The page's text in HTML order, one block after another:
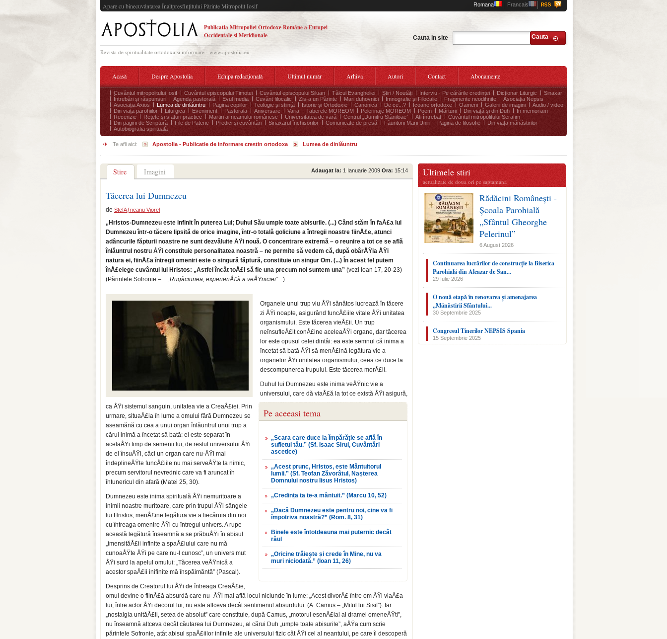
Apare cu binecuvântarea Înaltpresfinţitului Părinte Mitropolit Iosif Romana Francais
Publicatia Mitropoliei Ortodoxe Române a Europei
Occidentale si Meridionale
Revista de spiritualitate ortodoxa si informare - www.apostolia.eu
Cauta in site Cauta
Acasă Despre Apostolia Echipa redacțională Ultimul număr Arhiva Autori Contact Abonamente
Cuvântul mitropolitului Iosif Cuvântul episcopului Timotei Cuvântul episcopului Siluan Tâlcul Evangheliei Știri / Noutăți Interviu - Pe cărările credinței Dicționar Liturgic
Sinaxar
Întrebări și răspunsuri
Agenda pastorală Evul media Cuvânt filocalic Zis-a un Părinte Mari duhovnici Imnografie și Filocalie Fragmente neodihnite
Asociația Nepsis
Asociația Axios
Lumea de dinlăuntru Pagina copiilor Teologie și stiință Istorie și Ortodoxie Canonica De ce...? Icoane ortodoxe Oameni Galerii de imagini
Audio / video
Din viața parohiilor
Liturgica Eveniment Pastorala Aniversare Varia Taberele MOREOM Pelerinaje MOREOM Poem Mărturii Din viață și din Duh
In memoriam
Recenzie
Rețete și sfaturi practice Martiri ai neamului românesc Universitatea de vară Centrul „Dumitru Stăniloae” Ati întrebat
Cuvântul mitropolitului Serafim
Din pagini de Scriptură
File de Pateric Predici și cuvântări Sinaxarul închisorilor Comunicate de presă Făuritorii Marii Uniri Pagina de filosofie
Din viața mănăstirilor
Autobiografia spirituală
Te afli aici: Apostolia - Publicatie de informare crestin ortodoxa Lumea de dinlăuntru
Stire Imagini Adaugat la: 1 Ianuarie 2009 Ora: 15:14
Tăcerea lui Dumnezeu
de StefÄƒneanu Viorel
„Hristos-Dumnezeu este infinit în puterea Lui; Duhul Său umple toate abisurile. (...) Când stăm în faÅ£a lui
Dumnezeu într-o tăcere lipsită de orice imagine, într-o totală goliciune a întregii noastre fiinÅ£e, atunci
adâncurile făpturii noastre ne sunt dezvăluite ÅŸi nouă. O concentrare extremă – o reunire a tot ce se află
înlăuntrul nostru ÅŸi constituie personalitatea noastră – ne permite să vedem că, după obârÅŸia ÅŸi
natura ei, fiinÅ£a întregii omeniri este o singură făptură, constituie un singur Om. (...) În acest fel putem
înÅ£elege cuvântul lui Hristos: „Astfel încât toÅ£i să fie una precum noi suntem una” (vezi Ioan 17, 20-23)
(Părintele Sofronie –
„Rugăciunea, experienÅ£ă a veÅŸniciei” ).
Pe aceeasi tema
„Scara care duce la Împărăție se află în
sufletul tău.” (Sf. Isaac Sirul, Cuvântări
ascetice)
„Acest prunc, Hristos, este Mântuitorul
lumii.” (Sf. Teofan Zăvorâtul, Nașterea
Domnului nostru Iisus Hristos)
„Credința ta te-a mântuit.” (Marcu 10, 52)
„Dacă Dumnezeu este pentru noi, cine va fi
împotriva noastră?” (Rom. 8, 31)
Binele este întotdeauna mai puternic decât
răul
„Oricine trăiește și crede în Mine, nu va
muri niciodată.” (Ioan 11, 26)
Organele unui trup viu ÅŸi sănătos lucrează în tăcere
zi ÅŸi noapte, asigurând funcÅ£iile vitale ÅŸi unitatea
organismului. Este tăcerea vieÅ£ii. Un trup
neînsufleÅ£it conÅ£ine aceleaÅŸi organe, dar tăcerea
lor este opusul celei dintâi: ea este semnul că inima a
încetat să bată ÅŸi să menÅ£ină legătura vie a
organelor ÅŸi unitatea organismului, ceea ce duce la
descompunerea trupului. Este tăcerea morÅ£ii.
Duhul lui Dumnezeu este inima veÅŸnic vie a
universului, care dă viaÅ£ă la tot ce există ÅŸi asigură,
ca ÅŸi sistemul sanguin, unitatea vie a CreaÅ£iei. Prin
urmare, situaÅ£ia în lume a omului fără Dumnezeu se
aseamănă cu cea a unui organ înlăuntrul unui trup a
cărui inimă a încetat să bată: el este separat în
acelaÅŸi timp de semenii lui, de restul universului ÅŸi
de el însuÅŸi, căci un organ care nu-ÅŸi mai
îndeplineÅŸte funcÅ£iile nu mai serveÅŸte la nimic,
precum servitorul nevrednic care va fi aruncat în
întunericul din afară (Matei 25, 30).
Dumnezeu este inima spirituală ÅŸi nemuritoare a
inimii noastre muritoare, care prin trupul ÅŸi sângele
lui Hristos, menÅ£ine legătura vie a fiecăruia din noi
cu întreaga omenire ÅŸi cu întregul univers. A rupe
această legătură înseamnă a se prăbuÅŸi în abisul
„imensităÅ£ii infinite a spaÅ£iului care nu mă
cunoaÅŸte ÅŸi pe care nu-l cunosc”, un univers mut
ÅŸi surd la apelul omului: „Tăcerea veÅŸnică a
acestor spaÅ£ii inifinite mă înspăimântă” (Pascal).
Desprins de Creatorul lui ÅŸi de întreaga CreaÅ£ie,
omul devine o fiinÅ£ă absurdă care nu- ÅŸi mai află locul niciunde în lume: „Acest divorÅ£ între om ÅŸi viaÅ£a
lui, între actor ÅŸi decorul lui, nu este altceva decât sentimenul absurdului. (A. Camus – „Mitul lui Sisif”). Iar
„nostalgia unităÅ£ii, setea de absolut” care constituie, după Camus, „motorul esenÅ£ial al dramei omeneÅŸti”,
nu înseamnă altceva decât căutarea lui Dumnezeu, al cărui Duh „umple toate abisurile”, aÅŸa cum scrie
părintele Sofronie, atât abisul spaÅ£iilor infinite ale universului fizic cât ÅŸi cel al neantului, pe care îl descoperă
Ultimele stiri
actualizate de doua ori pe saptamana
Rădăcini Românești -
Școala Parohială
„Sfântul Gheorghe
Pelerinul”
6 August 2026
Continuarea lucrărilor de construcție la Biserica
Parohială din Alcazar de San...
29 Iulie 2026
O nouă etapă în renovarea și amenajarea
„Mănăstirii Sfântului...
30 Septembrie 2025
Congresul Tinerilor NEPSIS Spania
15 Septembrie 2025